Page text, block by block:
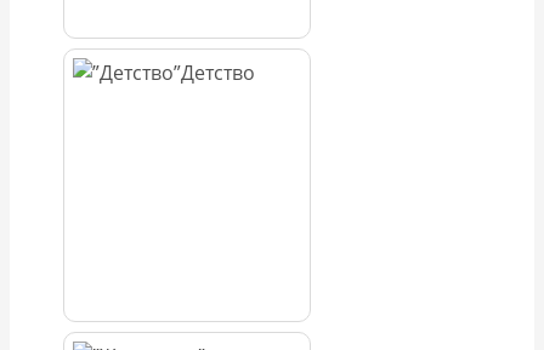
Детство